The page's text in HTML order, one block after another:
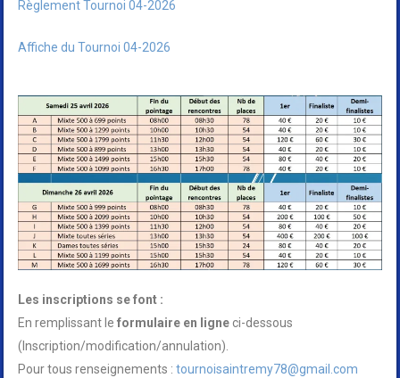
Règlement Tournoi 04-2026
Affiche du Tournoi 04-2026
Les inscriptions se font :
En remplissant leformulaire en ligne ci-dessous
(Inscription/modification/annulation).
Pour tous renseignements :tournoisaintremy78@gmail.com